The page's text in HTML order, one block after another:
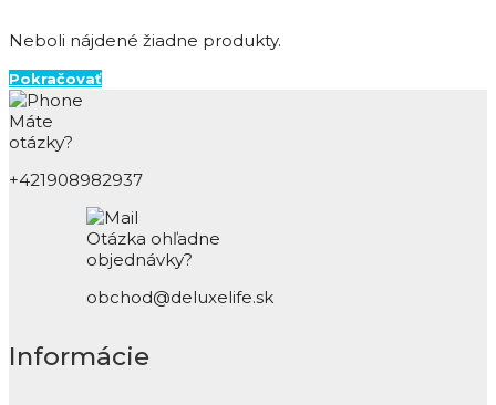
Neboli nájdené žiadne produkty.
Pokračovať
Máte
otázky?
+421908982937
Otázka ohľadne
objednávky?
obchod@deluxelife.sk
Informácie